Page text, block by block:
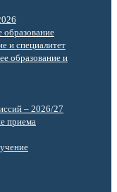
образование
и специалитет
образование и
– 2026/27
приема